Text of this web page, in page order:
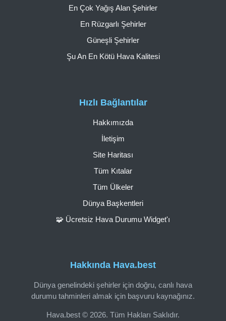
Hakkında Hava.best
Dünya genelindeki şehirler için doğru, canlı hava
durumu tahminleri almak için başvuru kaynağınız.
Hava.best © 2026. Tüm Hakları Saklıdır.
Hızlı Bağlantılar
Hakkımızda
İletişim
Site Haritası
Tüm Kıtalar
Tüm Ülkeler
Dünya Başkentleri
🧩 Ücretsiz Hava Durumu Widget'ı
En Çok Yağış Alan Şehirler
En Rüzgarlı Şehirler
Güneşli Şehirler
Şu An En Kötü Hava Kalitesi